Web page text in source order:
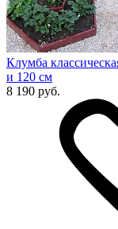
Клумба
и 120 см
8 190 руб.